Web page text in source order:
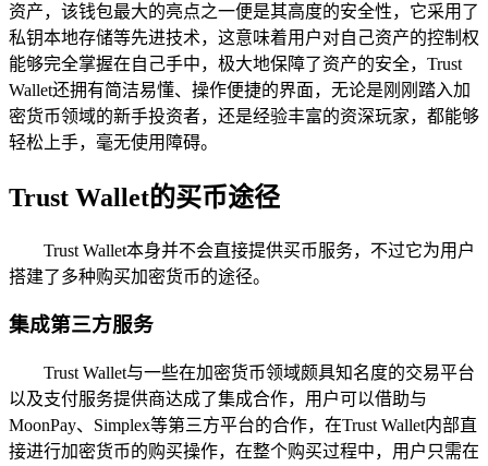
资产，该钱包最大的亮点之一便是其高度的安全性，它采用了
私钥本地存储等先进技术，这意味着用户对自己资产的控制权
能够完全掌握在自己手中，极大地保障了资产的安全，Trust
Wallet还拥有简洁易懂、操作便捷的界面，无论是刚刚踏入加
密货币领域的新手投资者，还是经验丰富的资深玩家，都能够
轻松上手，毫无使用障碍。
Trust Wallet的买币途径
Trust Wallet本身并不会直接提供买币服务，不过它为用户
搭建了多种购买加密货币的途径。
集成第三方服务
Trust Wallet与一些在加密货币领域颇具知名度的交易平台
以及支付服务提供商达成了集成合作，用户可以借助与
MoonPay、Simplex等第三方平台的合作，在Trust Wallet内部直
接进行加密货币的购买操作，在整个购买过程中，用户只需在